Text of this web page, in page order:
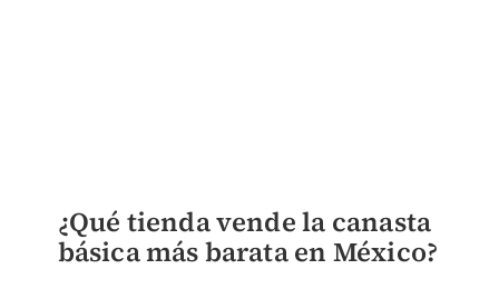
¿Qué tienda vende la canasta
básica más barata en México?